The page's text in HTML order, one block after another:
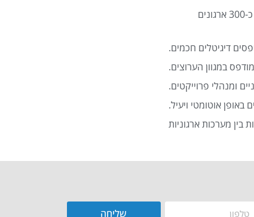
PB Digital (PrintBOS Digital) הינה המערכת לטפסים דיגיטלים המובילה בישראל ומותקנת אצל כ-300 ארגונים
דיגיטלים חכמים.
במגוון הערוצים.
ומנהלי פרוייקטים.
שליחה